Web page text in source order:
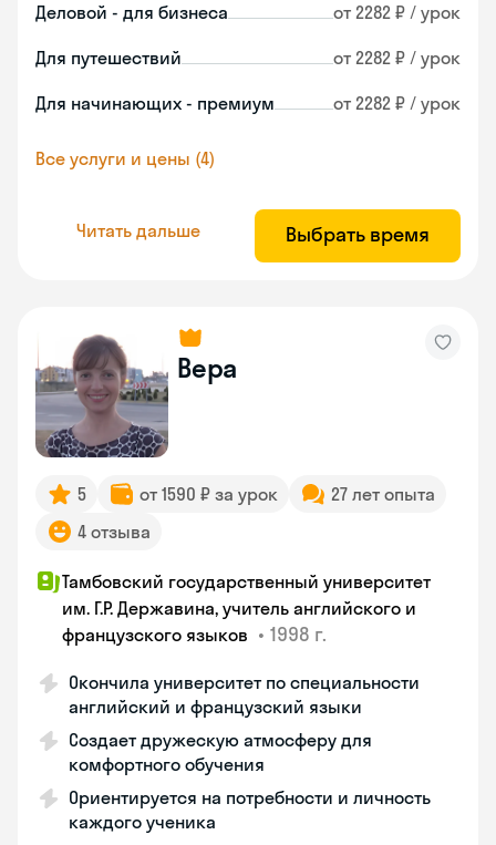
Деловой - для бизнеса от 2282 ₽ / урок
Для путешествий от 2282 ₽ / урок
Для начинающих - премиум от 2282 ₽ / урок
Все услуги и цены (4)
Читать дальше Выбрать время
Вера
5 от 1590 ₽ за урок
27 лет опыта
4 отзыва
Тамбовский государственный университет
им. Г.Р. Державина, учитель английского и
французского языков • 1998 г.
Окончила университет по специальности
английский и французский языки
Создает дружескую атмосферу для
комфортного обучения
Ориентируется на потребности и личность
каждого ученика